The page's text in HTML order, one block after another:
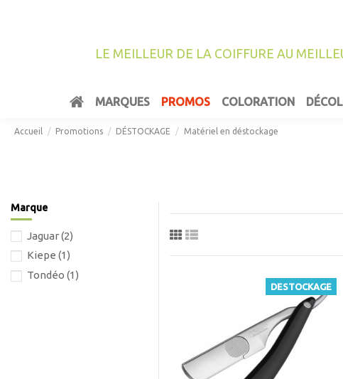
LE MEILLEUR DE LA COIFFURE AU
MARQUES PROMOS COLORATION
Accueil Promotions DÉSTOCKAGE Matériel en déstockage
DESTOCKAGE
Marque
Jaguar(2)
Kiepe (1)
Tondéo (1)